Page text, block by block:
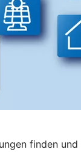
finden und